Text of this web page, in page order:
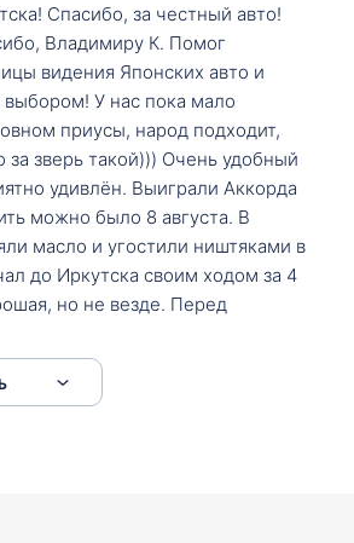
Спасибо, за честный авто!
Владимиру К. Помог
видения Японских авто и
выбором! У нас пока мало
приусы, народ подходит,
за зверь такой))) Очень удобный
удивлён. Выиграли Аккорда
можно было 8 августа. В
масло и угостили ништяками в
до Иркутска своим ходом за 4
но не везде. Перед
следования.